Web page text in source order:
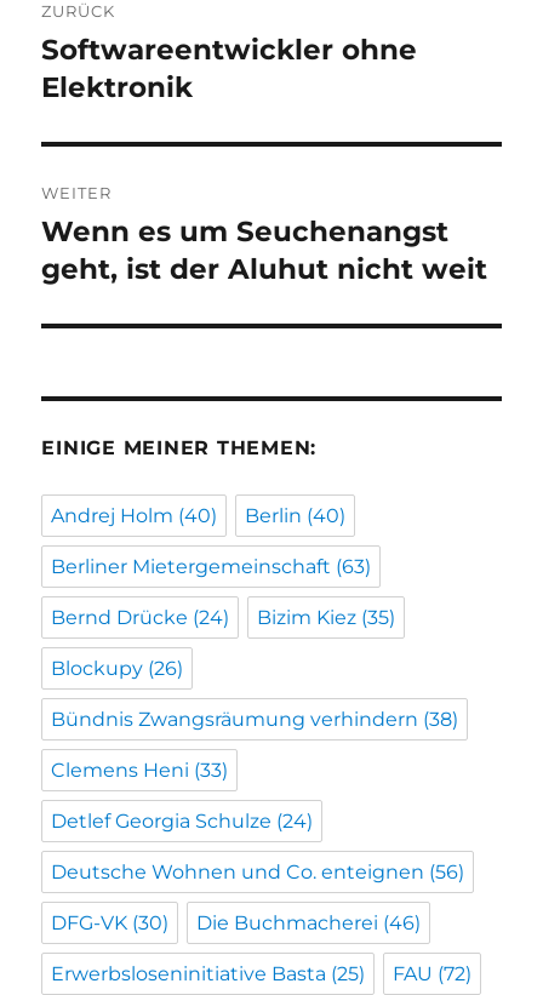
ZURÜCK
Vorheriger
Beitrag:
Softwareentwickler ohne
Elektronik
WEITER
Nächster
Beitrag:
Wenn es um Seuchenangst
geht, ist der Aluhut nicht weit
EINIGE MEINER THEMEN:
Andrej Holm (40) Berlin (40)
Berliner Mietergemeinschaft (63)
Bernd Drücke (24) Bizim Kiez (35)
Blockupy (26)
Bündnis Zwangsräumung verhindern (38)
Clemens Heni (33)
Detlef Georgia Schulze (24)
Deutsche Wohnen und Co. enteignen (56)
DFG-VK (30) Die Buchmacherei (46)
Erwerbsloseninitiative Basta (25) FAU (72)